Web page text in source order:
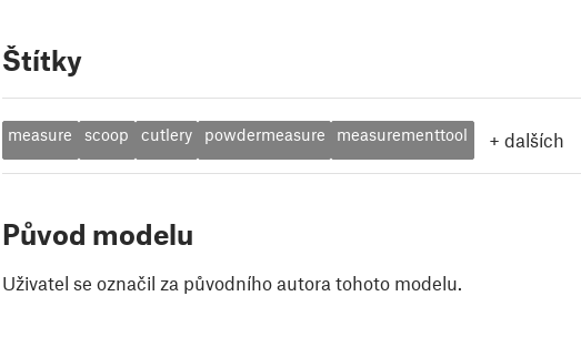
Štítky
measure scoop cutlery powdermeasure measurementtool + dalších
Původ modelu
Uživatel se označil za původního autora tohoto modelu.